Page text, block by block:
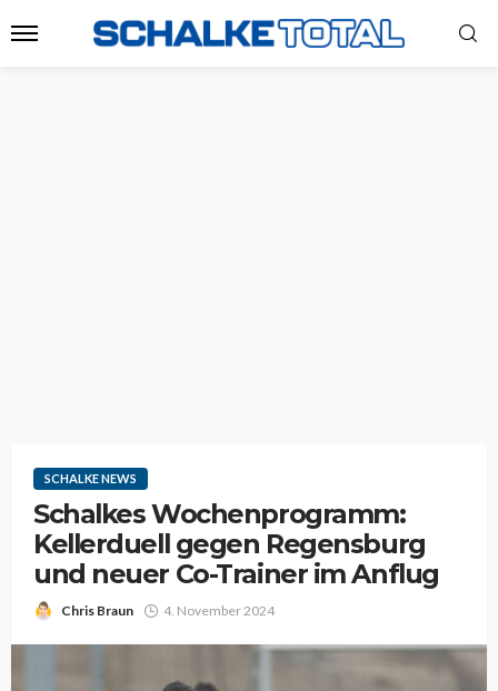
SCHALKE NEWS
Schalkes Wochenprogramm:
Kellerduell gegen Regensburg
und neuer Co-Trainer im Anflug
Chris Braun 4. November 2024